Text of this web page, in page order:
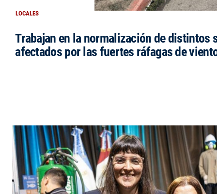
LOCALES
Trabajan en la normalización de distintos
afectados por las fuertes ráfagas de